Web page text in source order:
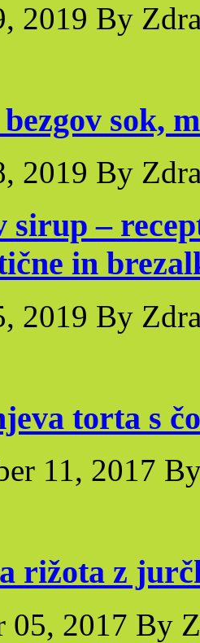
2019 By
bezgov sok,
2019 By
sirup –
in
2019 By
torta s
11, 2017
rižota z
05, 2017 By